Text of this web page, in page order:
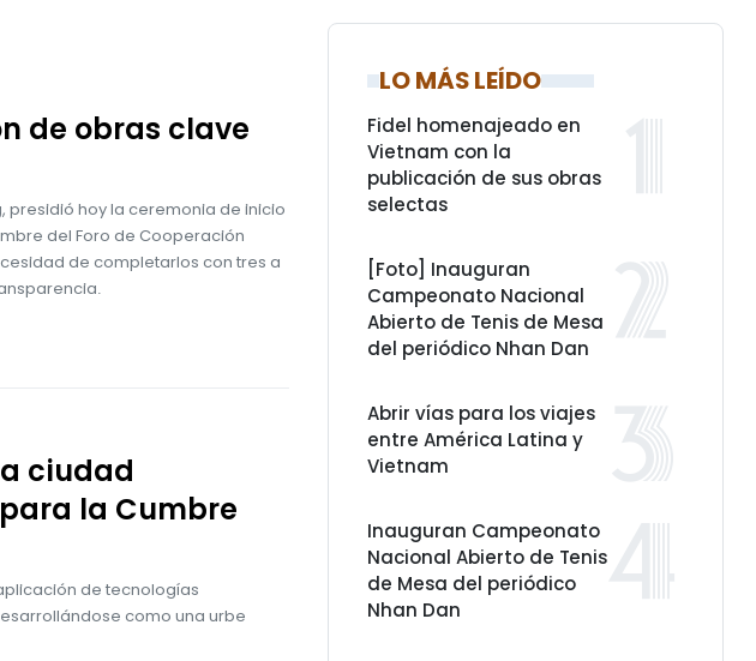
de obras clave
presidió hoy la ceremonia de inicio
del Foro de Cooperación
de completarlos con tres a
ciudad
la Cumbre
de tecnologías
como una urbe
LO MÁS LEÍDO
Fidel homenajeado en
Vietnam con la
publicación de sus obras
selectas
[Foto] Inauguran
Campeonato Nacional
Abierto de Tenis de Mesa
del periódico Nhan Dan
Abrir vías para los viajes
entre América Latina y
Vietnam
Inauguran Campeonato
Nacional Abierto de Tenis
de Mesa del periódico
Nhan Dan